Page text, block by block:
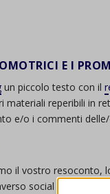
E I
un piccolo testo con il
materiali reperibili in
e/o i commenti
il vostro resoconto,
social e sito.